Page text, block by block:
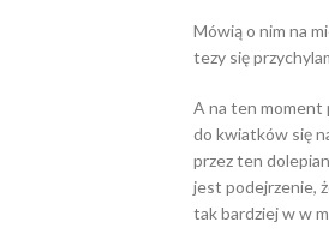
Mówią o nim na
tezy się
A na ten moment
do kwiatków się
przez ten
jest podejrzenie,
tak bardziej w w